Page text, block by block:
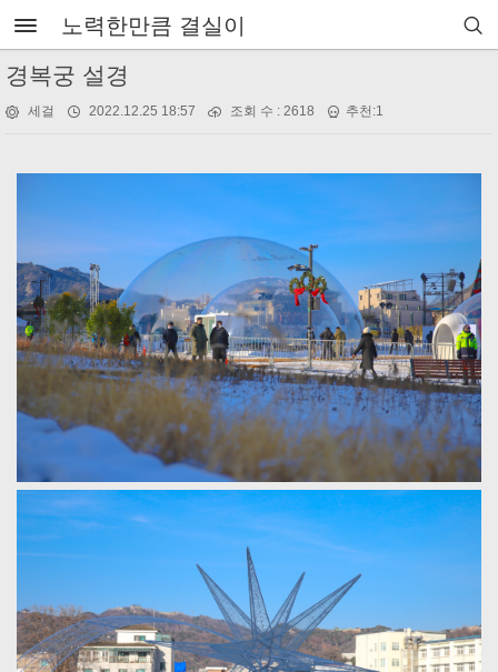
노력한만큼 결실이
경복궁 설경
세걸 2022.12.25 18:57 조회 수 : 2618 추천:1